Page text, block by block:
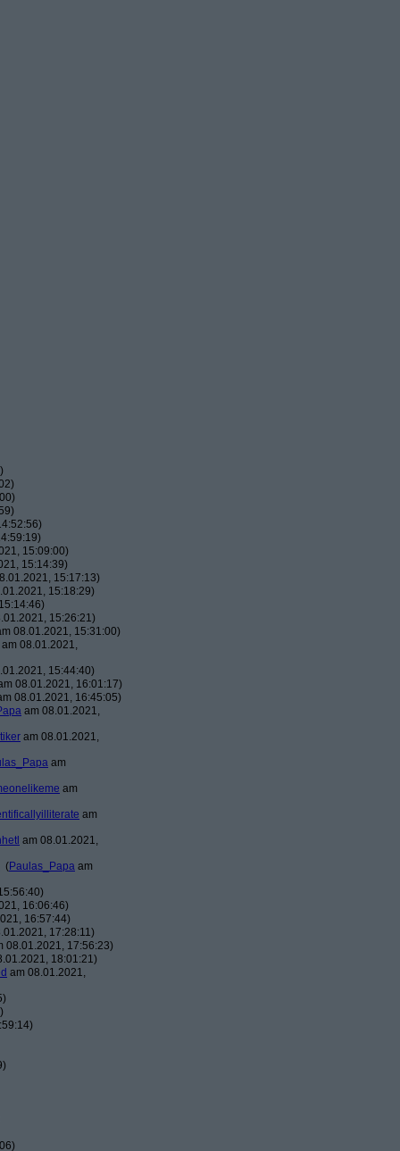
15:09:00)
15:14:39)
15:17:13)
15:18:29)
15:26:21)
08.01.2021, 15:31:00)
am 08.01.2021,
15:44:40)
08.01.2021, 16:01:17)
08.01.2021, 16:45:05)
am 08.01.2021,
am 08.01.2021,
am
am
am
am 08.01.2021,
(Paulas_Papa am
16:06:46)
16:57:44)
17:28:11)
08.01.2021, 17:56:23)
18:01:21)
am 08.01.2021,